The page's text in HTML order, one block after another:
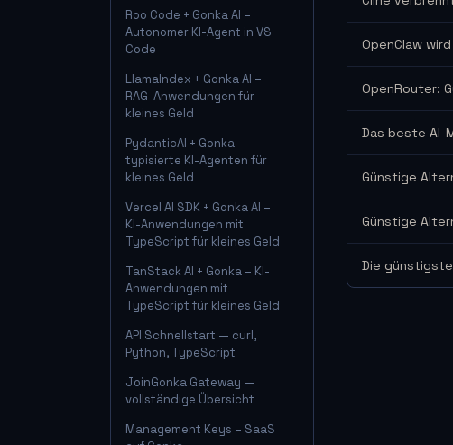
Roo Code + Gonka AI –
Autonomer KI-Agent in VS
Code
LlamaIndex + Gonka AI –
RAG-Anwendungen für
kleines Geld
PydanticAI + Gonka –
typisierte KI-Agenten für
kleines Geld
Vercel AI SDK + Gonka AI –
KI-Anwendungen mit
TypeScript für kleines Geld
TanStack AI + Gonka – KI-
Anwendungen mit
TypeScript für kleines Geld
API Schnellstart — curl,
Python, TypeScript
JoinGonka Gateway —
vollständige Übersicht
Management Keys – SaaS
OpenClaw
OpenRouter:
Das beste AI-
Günstige
Günstige
Die